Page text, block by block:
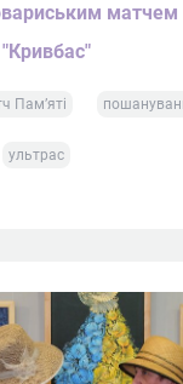
матчем
Памʼяті
ультрас